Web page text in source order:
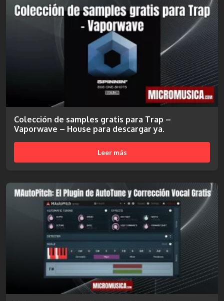
Colección de samples gratis para Trap –
Vaporwave – House para descargar ya.
Leer más